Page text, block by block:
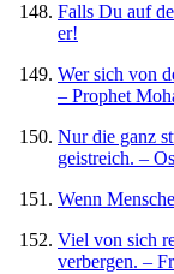
Falls Du auf
er!
Wer sich von
– Prophet
Nur die ganz
geistreich. –
Wenn
Viel von sich
verbergen. –